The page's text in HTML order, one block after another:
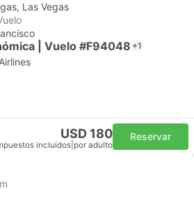
Las Vegas
| Vuelo #F94048 +1
USD 180
incluidos por adulto
Reservar